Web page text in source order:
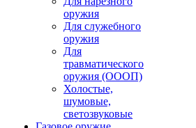
оружия
Для служебного
оружия
Для
травматического
оружия (ОООП)
Холостые,
шумовые,
светозвуковые